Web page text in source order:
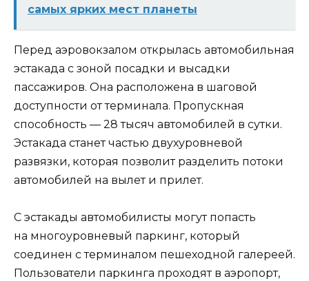
самых ярких мест планеты
Перед аэровокзалом открылась автомобильная
эстакада с зоной посадки и высадки
пассажиров. Она расположена в шаговой
доступности от терминала. Пропускная
способность — 28 тысяч автомобилей в сутки.
Эстакада станет частью двухуровневой
развязки, которая позволит разделить потоки
автомобилей на вылет и прилет.
С эстакады автомобилисты могут попасть
на многоуровневый паркинг, который
соединен с терминалом пешеходной галереей.
Пользователи паркинга проходят в аэропорт,